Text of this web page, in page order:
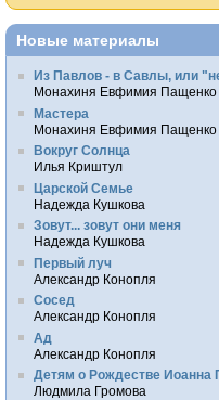
Новые материалы
Из Павлов - в Савлы, или
Монахиня Евфимия Пащенко
Мастера
Монахиня Евфимия Пащенко
Вокруг Солнца
Илья Криштул
Царской Семье
Надежда Кушкова
Зовут... зовут они меня
Надежда Кушкова
Первый луч
Александр Конопля
Сосед
Александр Конопля
Ад
Александр Конопля
Детям о Рождестве Иоанна
Людмила Громова